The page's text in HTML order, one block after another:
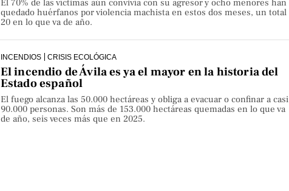
El 70% de las víctimas aún convivía con su agresor y ocho menores han
quedado huérfanos por violencia machista en estos dos meses, un total
20 en lo que va de año.
INCENDIOS CRISIS ECOLÓGICA
El incendio de Ávila es ya el mayor en la historia del
Estado español
El fuego alcanza las 50.000 hectáreas y obliga a evacuar o confinar a casi
90.000 personas. Son más de 153.000 hectáreas quemadas en lo que va
de año, seis veces más que en 2025.